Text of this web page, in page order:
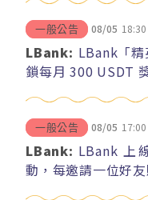
一般公告 08/05 18:30
LBank: LBank「
鎖每月 300 USDT
一般公告 08/05 17:00
LBank: LBank 上
動，每邀請一位好